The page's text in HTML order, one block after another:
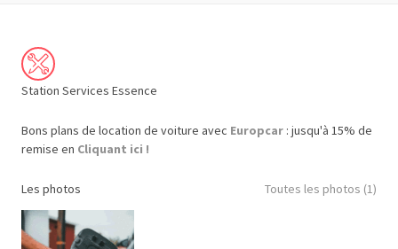
Station Services Essence
Bons plans de location de voiture avec Europcar : jusqu'à 15% de
remise en Cliquant ici !
Les photos Toutes les photos (1)